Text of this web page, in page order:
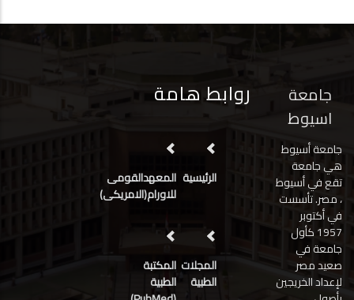
جامعة
اسيوط
جامعة أسيوط
هي جامعة
تقع في أسيوط
، مصر. تأسست
في أكتوبر
1957 كأول
جامعة في
صعيد مصر
لإعداد الخريجين
روابط هامة
الرئيسية المعهدالقومى
للاورام(الامريكى)
المجلات
الطبية
المكتبة
الطبية